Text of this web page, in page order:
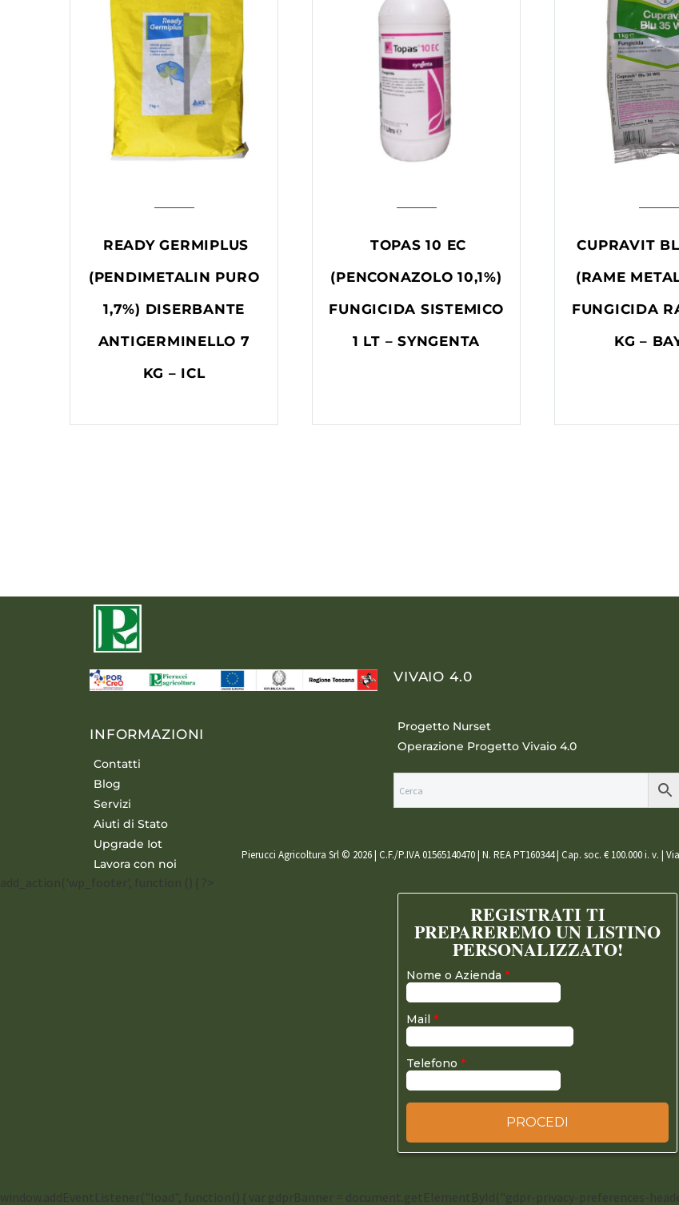
READY GERMIPLUS
(PENDIMETALIN PURO
1,7%) DISERBANTE
ANTIGERMINELLO 7
KG – ICL
TOPAS 10 EC
(PENCONAZOLO 10,1%)
FUNGICIDA SISTEMICO
1 LT – SYNGENTA
CUPRAVIT
(RAME
FUNGICIDA
KG –
INFORMAZIONI
Contatti
Blog
Servizi
Aiuti di Stato
Upgrade Iot
Lavora con noi
VIVAIO 4.0
Progetto Nurset
Operazione Progetto Vivaio 4.0
Pierucci Agricoltura Srl © 2026 | C.F./P.IVA 01565140470 | N. REA PT160344 | Cap. soc. € 100.000 i. v. |
add_action('wp_footer', function () { ?>
window.addEventListener("load", function() { var gdprBanner = document.getElementById("gdpr-privacy-preferences-